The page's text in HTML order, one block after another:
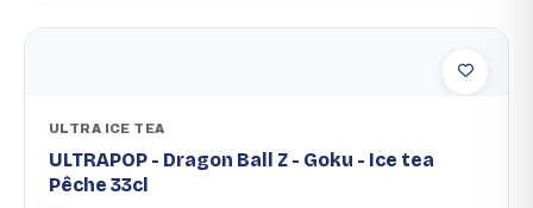
ULTRA ICE TEA
ULTRAPOP - Dragon Ball Z - Goku - Ice tea
Pêche 33cl